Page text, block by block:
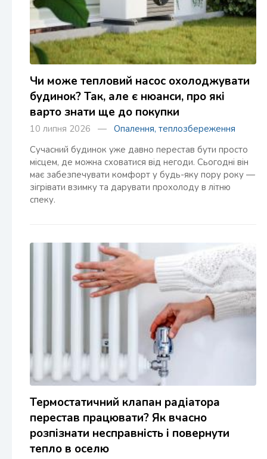
Чи може тепловий насос охолоджувати
будинок? Так, але є нюанси, про які
варто знати ще до покупки
10 липня 2026 — Опалення, теплозбереження
Сучасний будинок уже давно перестав бути просто
місцем, де можна сховатися від негоди. Сьогодні він
має забезпечувати комфорт у будь-яку пору року —
зігрівати взимку та дарувати прохолоду в літню
спеку.
Термостатичний клапан радіатора
перестав працювати? Як вчасно
розпізнати несправність і повернути
тепло в оселю